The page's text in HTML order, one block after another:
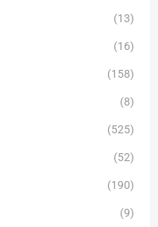
(13)
(16)
(158)
(8)
(525)
(52)
(190)
(9)